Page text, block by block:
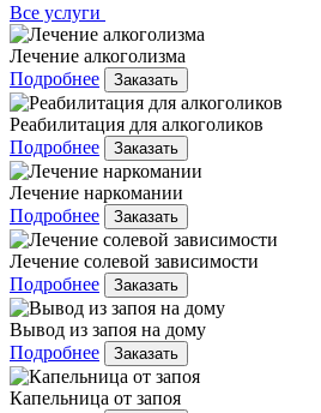
Все услуги
Лечение алкоголизма
Подробнее
Заказать
Реабилитация для алкоголиков
Подробнее
Заказать
Лечение наркомании
Подробнее
Заказать
Лечение солевой зависимости
Подробнее
Заказать
Вывод из запоя на дому
Подробнее
Заказать
Капельница от запоя